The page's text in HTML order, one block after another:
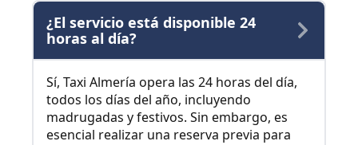
¿El servicio está disponible 24
horas al día?
Sí, Taxi Almería opera las 24 horas del día,
todos los días del año, incluyendo
madrugadas y festivos. Sin embargo, es
esencial realizar una reserva previa para